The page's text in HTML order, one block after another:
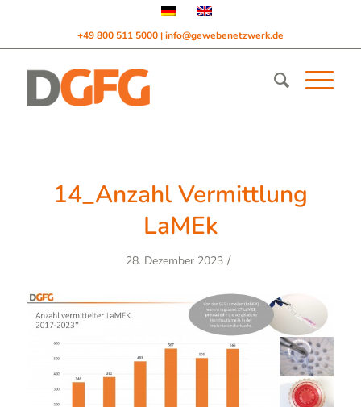
+49 800 511 5000 | info@gewebenetzwerk.de
14_Anzahl Vermittlung
LaMEk
28. Dezember 2023 /